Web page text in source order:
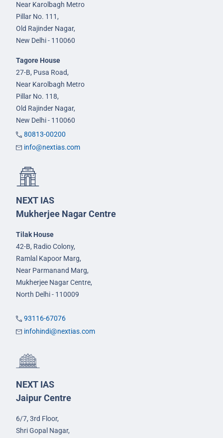
Near Karolbagh Metro
Pillar No. 111,
Old Rajinder Nagar,
New Delhi - 110060
Tagore House
27-B, Pusa Road,
Near Karolbagh Metro
Pillar No. 118,
Old Rajinder Nagar,
New Delhi - 110060
80813-00200
info@nextias.com
NEXT IAS
Mukherjee Nagar Centre
Tilak House
42-B, Radio Colony,
Ramlal Kapoor Marg,
Near Parmanand Marg,
Mukherjee Nagar Centre,
North Delhi - 110009
93116-67076
infohindi@nextias.com
NEXT IAS
Jaipur Centre
6/7, 3rd Floor,
Shri Gopal Nagar,